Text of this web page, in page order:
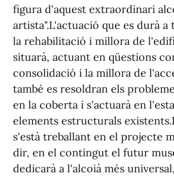
figura d'aquest extraordinari
artista".L'actuació que es durà a
la rehabilitació i millora de
situarà, actuant en qüestions
consolidació i la millora de
també es resoldran els
en la coberta i s'actuarà en
elements estructurals
s'està treballant en el projecte
dir, en el contingut el futur
dedicarà a l'alcoià més